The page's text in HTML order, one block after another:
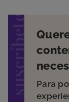
Para